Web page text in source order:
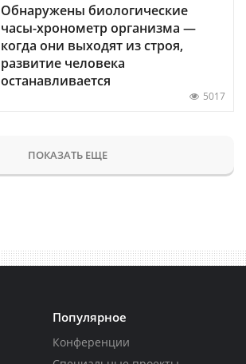
Обнаружены биологические
часы-хронометр организма —
когда они выходят из строя,
развитие человека
останавливается
5017
ПОКАЗАТЬ ЕЩЕ
Популярное
Конференции